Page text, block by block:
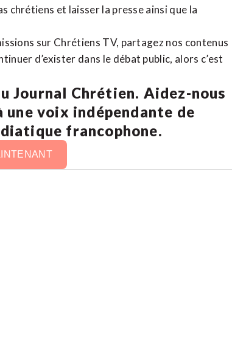
chrétiens et laisser la presse ainsi que la
sur Chrétiens TV, partagez nos contenus
d’exister dans le débat public, alors c’est
Journal Chrétien. Aidez-nous
voix indépendante de
francophone.